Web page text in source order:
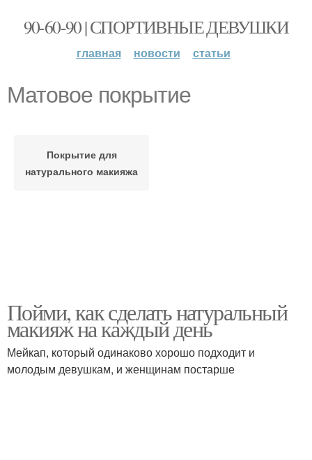
90-60-90 | СПОРТИВНЫЕ ДЕВУШКИ
главная новости статьи
Матовое покрытие
Покрытие для
натурального макияжа
Пойми, как сделать натуральный
макияж на каждый день
Мейкап, который одинаково хорошо подходит и
молодым девушкам, и женщинам постарше